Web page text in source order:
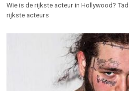
Wie is de rijkste acteur in Hollywood?
rijkste acteurs